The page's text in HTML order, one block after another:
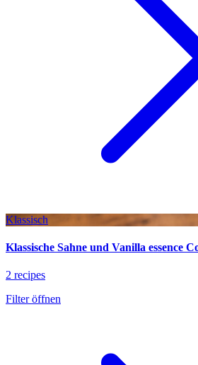
Klassisch
Klassische Sahne und Vanilla essence
2 recipes
Filter öffnen